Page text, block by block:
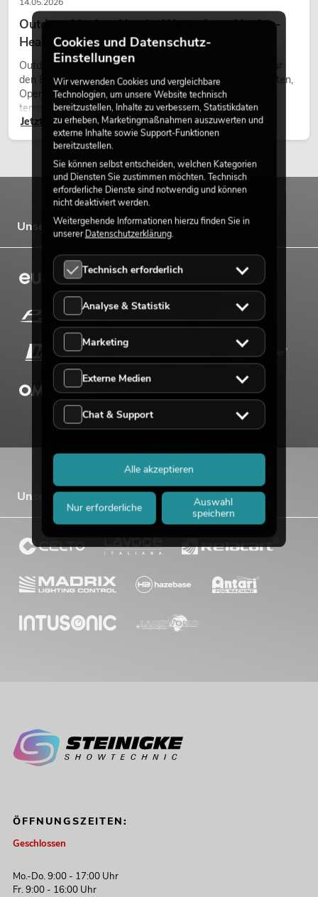
Outdoor Moving-Heads: Wetterfeste Moving-
Heads bei Events
Outdoor Moving-Heads sind bewegliche Scheinwerfer für
den Einsatz im Freien. Sie werden bei Festivals, Stadtfesten,
Open-Air-Konzerten, Architekturinszenierungen und
temporären Außeninstallationen eingesetzt.
Jetzt lesen
Unsere Marken
Unsere Vertriebsmarken
ÖFFNUNGSZEITEN:
Geschlossen
Mo.-Do. 9:00 - 17:00 Uhr
Fr. 9:00 - 16:00 Uhr
Cookies und Datenschutz-
Einstellungen
Wir verwenden Cookies und vergleichbare
Technologien, um unsere Website technisch
bereitzustellen, Inhalte zu verbessern, Statistikdaten
zu erheben, Marketingmaßnahmen auszuwerten und
externe Inhalte sowie Support-Funktionen
bereitzustellen.
Sie können selbst entscheiden, welchen Kategorien
und Diensten Sie zustimmen möchten. Technisch
erforderliche Dienste sind notwendig und können
nicht deaktiviert werden.
Weitergehende Informationen hierzu finden Sie in
unsererDatenschutzerklärung.
Technisch erforderlich
Analyse & Statistik
Marketing
Externe Medien
Chat & Support
Nur erforderliche
Auswahl
speichern
Alle akzeptieren